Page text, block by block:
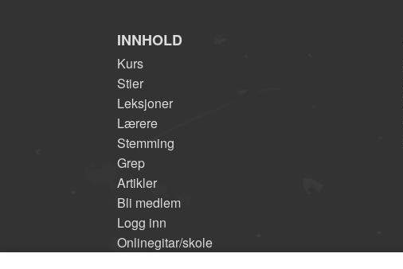
INNHOLD
Kurs
Stier
Leksjoner
Lærere
Stemming
Grep
Artikler
Bli medlem
Logg inn
Onlinegitar/skole